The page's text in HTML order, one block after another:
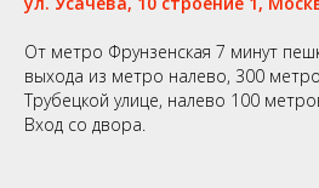
От метро Фрунзенская 7 минут
выхода из метро налево, 300
Трубецкой улице, налево 100
Вход со двора.